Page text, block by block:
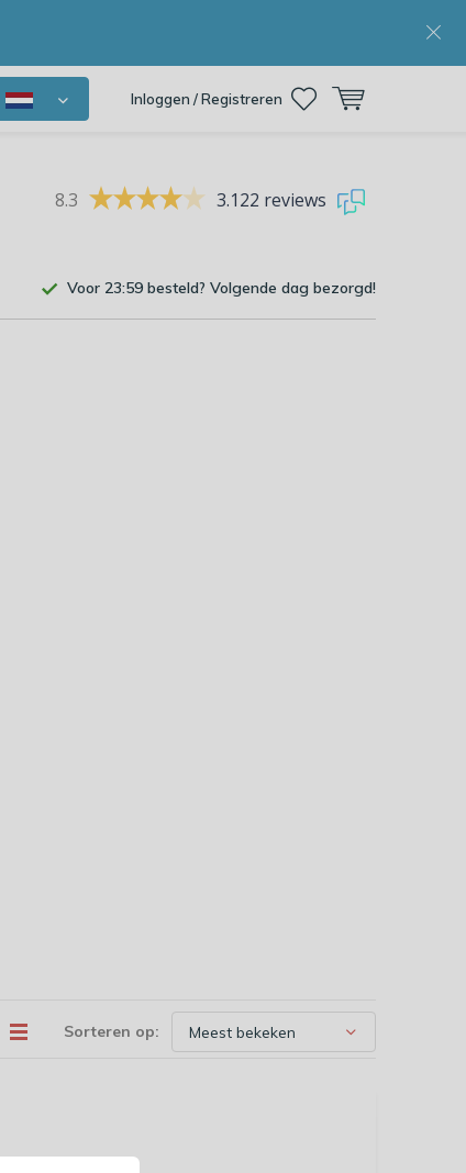
Inloggen / Registreren
8.3 3.122 reviews
Voor 23:59 besteld? Volgende dag bezorgd!
Sorteren op: